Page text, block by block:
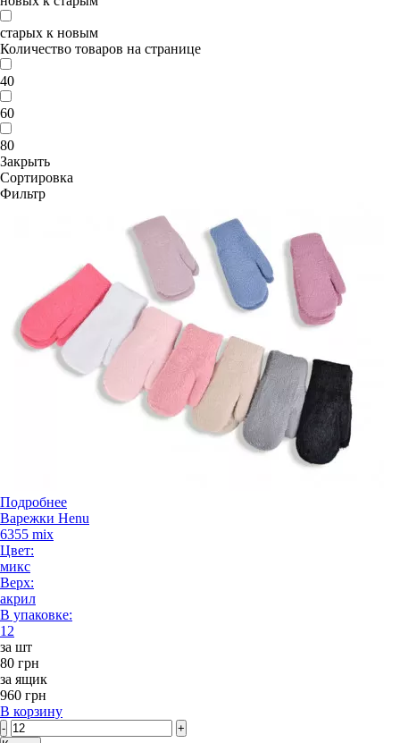
старых к новым
Количество товаров на странице
40
60
80
Закрыть
Сортировка
Фильтр
Подробнее
Варежки Henu
6355 mix
Цвет:
микс
Верх:
акрил
В упаковке:
12
за шт
80 грн
за ящик
960 грн
В корзину
-
+